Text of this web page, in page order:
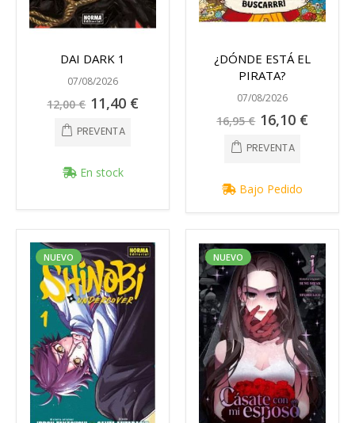
DAI DARK 1
07/08/2026
12,00 € Precio
especial
11,40 €
PREVENTA
En stock
¿DÓNDE ESTÁ EL
PIRATA?
07/08/2026
16,95 € Precio
especial
16,10 €
PREVENTA
Bajo Pedido
NUEVO NUEVO